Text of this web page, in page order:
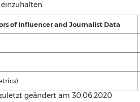
of Influencer and Journalist Data
geändert am 30.06.2020